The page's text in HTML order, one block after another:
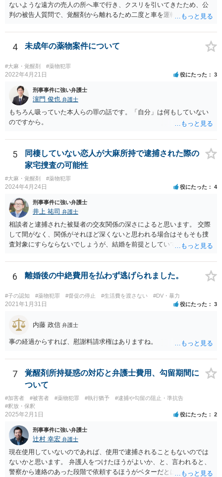
ないような遠方の売人の所へ車で行き、クスリを引いてきたため、公
判の被告人質問で、覚醒剤から離れるため二度と車を運転をしない、
連性があるかどうかです。 もし、まったく関連性がなく、あなたが言
うように悪質な道路交通法違反もせず、単純に過失運転致傷を起こし
ただけなら、通常は、異種犯罪の執行猶予を取り消されることはあり
ません。もちろん、初犯の人でも一発で公判請求されるような重大事
故（例えば、複数人が亡くなるとか、無車検・無保険で後遺障害を生
じた被害者への賠償が全くできないとか。）などでなければ、交通事
故についてしっかり反省し、相手方への賠償責任を果たすことができ
れば、異種前科で執行猶予中であっても、罰金刑で済み、執行猶予を
取り消されない可能性が高いです。 通勤で車を使われていたり、趣味
が車の運転なのですね。 一番大事なことは、あなたが二度と覚醒剤に
と思います。 人生は、その気があれば、十分やり直せます。頑張って
ください。
4 未成年の薬物案件について
#大麻・覚醒剤 #薬物犯罪
2022年4月21日 役にたった 3
刑事事件に強い弁護士
濵門 俊也 弁護士
もちろん吸っていた本人らの罪の話です。「自分」は何もしていない
のですから。
5
同棲していない恋人が大麻所持で逮捕された際の
家宅捜査の可能性
#大麻・覚醒剤 #薬物犯罪
2024年4月24日 役にたった 4
刑事事件に強い弁護士
井上 祐司 弁護士
相談者と逮捕された被疑者の交友関係の深さによると思います。 交際
して間がなく、関係がそれほど深くないと思われる場合はそもそも捜
査対象にすらならないでしょうが、結婚を前提としていて、頻繁にLIN
ものがある、という事情が存在する場合、まずは任意での参考人聴取
が行われ、その結果を受けて捜索差押許可状の発布を検討する、とい
う流れになるでしょう。 恋人にあたる方とのやり取り中に薬物の存在
を疑われるやり取りが一切なく、共同所持が疑われる状況にないので
あれば、心配は特に必要ないかと思われます。
6 離婚後の中絶費用を払わず逃げられました。
#子の認知 #薬物犯罪 #督促の停止 #生活費を渡さない #DV・暴力
2021年1月31日 役にたった 3
内藤 政信 弁護士
事の経過からすれば、慰謝料請求権はありますね。
7
覚醒剤所持疑惑の対応と弁護士費用、勾留期間に
ついて
#加害者 #被害者 #薬物犯罪 #執行猶予
#逮捕や勾留の阻止・準抗告
#釈放・保釈
2025年2月1日 役にたった 2
刑事事件に強い弁護士
辻村 幸宏 弁護士
現在使用していないのであれば、使用で逮捕されることもないのでは
ないかと思います。 弁護人をつけたほうがよいか、と、言われると、
警察から連絡のあった段階で依頼するほうがベターだとは思います。